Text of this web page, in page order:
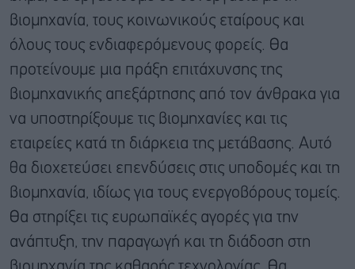
βιομηχανία, τους κοινωνικούς εταίρους και
όλους τους ενδιαφερόμενους φορείς. Θα
προτείνουμε μια πράξη επιτάχυνσης της
βιομηχανικής απεξάρτησης από τον άνθρακα για
να υποστηρίξουμε τις βιομηχανίες και τις
εταιρείες κατά τη διάρκεια της μετάβασης. Αυτό
θα διοχετεύσει επενδύσεις στις υποδομές και τη
βιομηχανία, ιδίως για τους ενεργοβόρους τομείς.
Θα στηρίξει τις ευρωπαϊκές αγορές για την
ανάπτυξη, την παραγωγή και τη διάδοση στη